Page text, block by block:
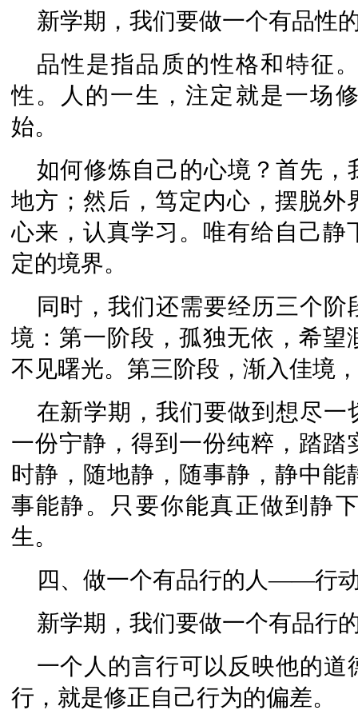
新学期，我们要做一个有品性
品性是指品质的性格和特征
性。人的一生，注定就是一场
始。
如何修炼自己的心境？首先
地方；然后，笃定内心，摆脱
心来，认真学习。唯有给自己
定的境界。
同时，我们还需要经历三个
境：第一阶段，孤独无依，希
不见曙光。第三阶段，渐入佳境
在新学期，我们要做到想尽
一份宁静，得到一份纯粹，踏
时静，随地静，随事静，静中
事能静。只要你能真正做到静
生。
四、做一个有品行的人——行
新学期，我们要做一个有品行
一个人的言行可以反映他的
行，就是修正自己行为的偏差。